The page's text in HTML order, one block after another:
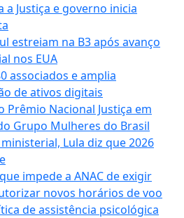
Justiça e governo inicia
estreiam na B3 após avanço
nos EUA
associados e amplia
de ativos digitais
Prêmio Nacional Justiça em
Grupo Mulheres do Brasil
Lula diz que 2026
impede a ANAC de exigir
novos horários de voo
de assistência psicológica